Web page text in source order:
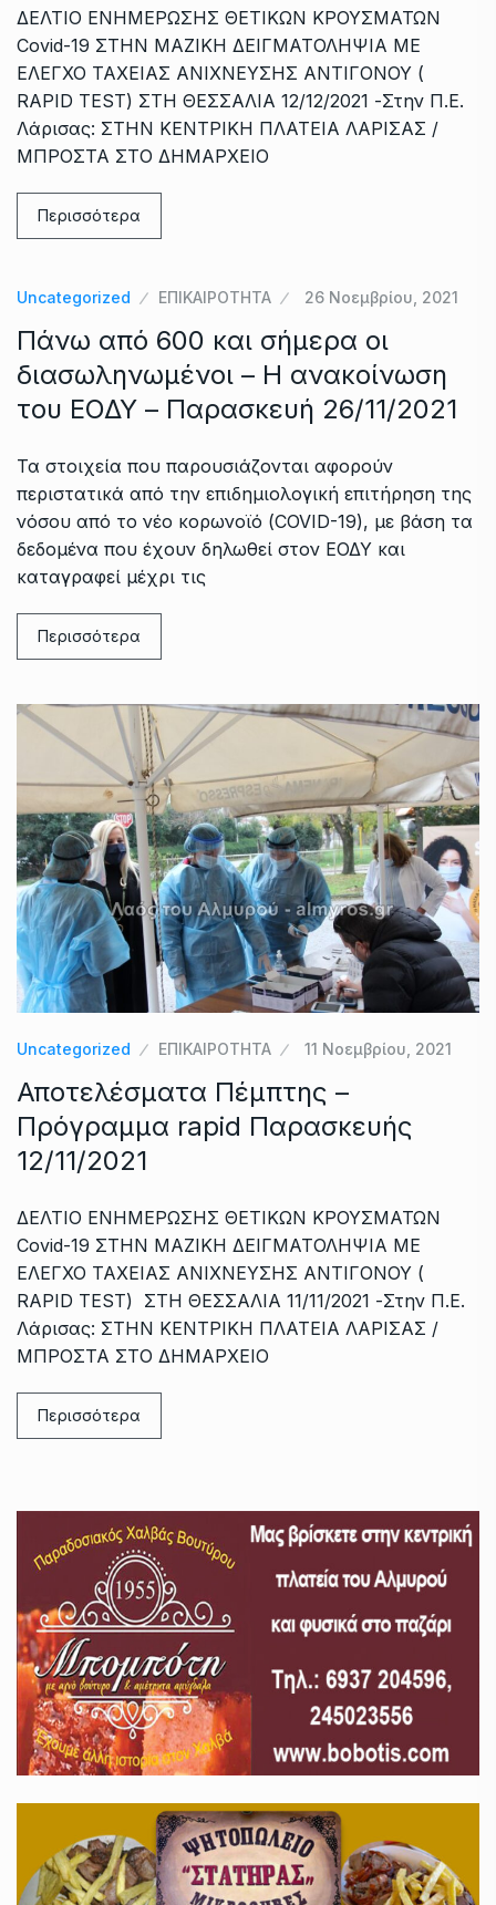
ΔΕΛΤΙΟ ΕΝΗΜΕΡΩΣΗΣ ΘΕΤΙΚΩΝ ΚΡΟΥΣΜΑΤΩΝ
Covid-19 ΣΤΗΝ ΜΑΖΙΚΗ ΔΕΙΓΜΑΤΟΛΗΨΙΑ ΜΕ
ΕΛΕΓΧΟ ΤΑΧΕΙΑΣ ΑΝΙΧΝΕΥΣΗΣ ΑΝΤΙΓΟΝΟΥ (
RAPID TEST) ΣΤΗ ΘΕΣΣΑΛΙΑ 12/12/2021 -Στην Π.Ε.
Λάρισας: ΣΤΗΝ ΚΕΝΤΡΙΚΗ ΠΛΑΤΕΙΑ ΛΑΡΙΣΑΣ /
ΜΠΡΟΣΤΑ ΣΤΟ ΔΗΜΑΡΧΕΙΟ
Περισσότερα
Uncategorized ΕΠΙΚΑΙΡΟΤΗΤΑ 26 Νοεμβρίου, 2021
Πάνω από 600 και σήμερα οι
διασωληνωμένοι – Η ανακοίνωση
του ΕΟΔΥ – Παρασκευή 26/11/2021
Τα στοιχεία που παρουσιάζονται αφορούν
περιστατικά από την επιδημιολογική επιτήρηση της
νόσου από το νέο κορωνοϊό (COVID-19), με βάση τα
δεδομένα που έχουν δηλωθεί στον ΕΟΔΥ και
καταγραφεί μέχρι τις
Περισσότερα
Uncategorized ΕΠΙΚΑΙΡΟΤΗΤΑ 11 Νοεμβρίου, 2021
Αποτελέσματα Πέμπτης –
Πρόγραμμα rapid Παρασκευής
12/11/2021
ΔΕΛΤΙΟ ΕΝΗΜΕΡΩΣΗΣ ΘΕΤΙΚΩΝ ΚΡΟΥΣΜΑΤΩΝ
Covid-19 ΣΤΗΝ ΜΑΖΙΚΗ ΔΕΙΓΜΑΤΟΛΗΨΙΑ ΜΕ
ΕΛΕΓΧΟ ΤΑΧΕΙΑΣ ΑΝΙΧΝΕΥΣΗΣ ΑΝΤΙΓΟΝΟΥ (
RAPID TEST) ΣΤΗ ΘΕΣΣΑΛΙΑ 11/11/2021 -Στην Π.Ε.
Λάρισας: ΣΤΗΝ ΚΕΝΤΡΙΚΗ ΠΛΑΤΕΙΑ ΛΑΡΙΣΑΣ /
ΜΠΡΟΣΤΑ ΣΤΟ ΔΗΜΑΡΧΕΙΟ
Περισσότερα